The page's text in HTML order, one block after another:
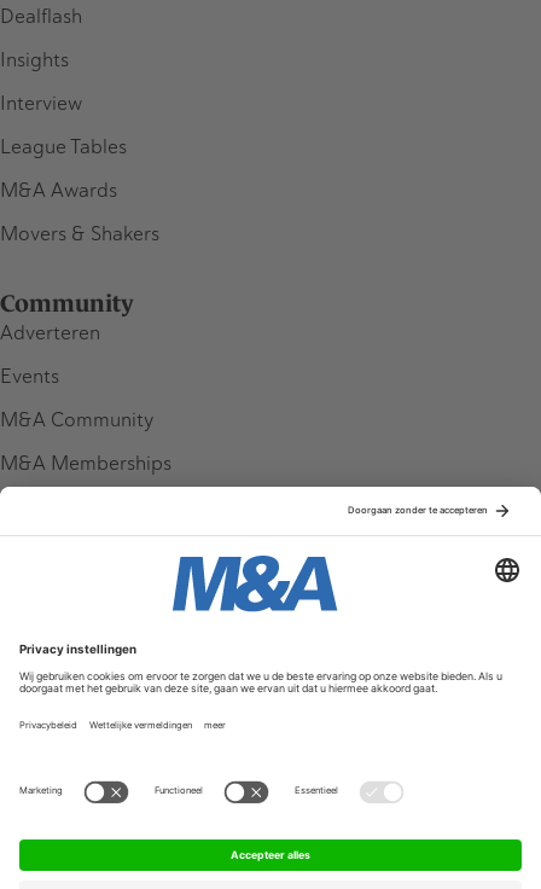
Dealflash
Insights
Interview
League Tables
M&A Awards
Movers & Shakers
Community
Adverteren
Events
M&A Community
M&A Memberships
Service & Contact
Contact
FAQ
Werken bij ons
Algemene Voorwaarden